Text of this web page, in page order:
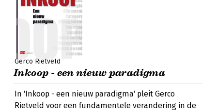
Gerco Rietveld
Inkoop - een nieuw paradigma
In 'Inkoop - een nieuw paradigma' pleit Gerco
Rietveld voor een fundamentele verandering in de